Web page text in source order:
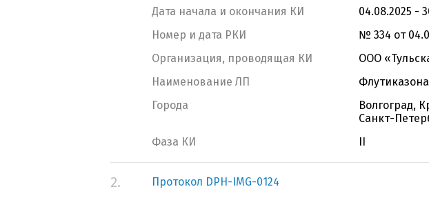
Дата начала и окончания КИ
04.08.2025 -
Номер и дата РКИ
№ 334 от
Организация, проводящая КИ
ООО
Наименование ЛП
Города
Волгоград,
Санкт-
Фаза КИ
II
2.
Протокол DPH-IMG-0124